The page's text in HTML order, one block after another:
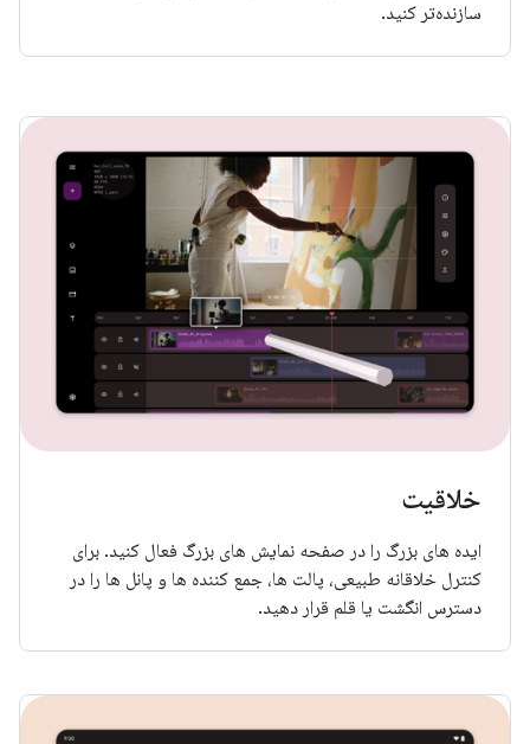
سازنده‌تر کنید.
خلاقیت
ایده های بزرگ را در صفحه نمایش های بزرگ فعال کنید. برای
کنترل خلاقانه طبیعی، پالت ها، جمع کننده ها و پانل ها را در
دسترس انگشت یا قلم قرار دهید.